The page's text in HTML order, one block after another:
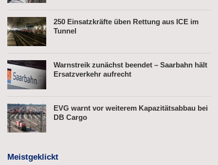
250 Einsatzkräfte üben Rettung aus ICE im
Tunnel
Warnstreik zunächst beendet – Saarbahn hält
Ersatzverkehr aufrecht
EVG warnt vor weiterem Kapazitätsabbau bei
DB Cargo
Meistgeklickt